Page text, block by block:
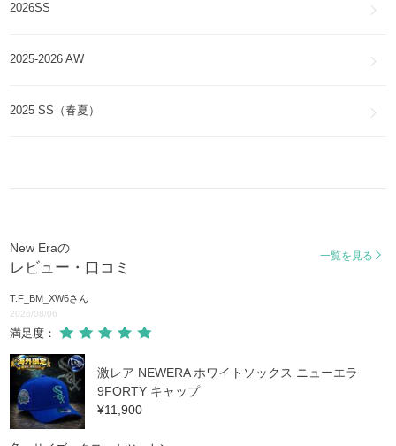
2026SS
2025-2026 AW
2025 SS（春夏）
New Eraの
レビュー・口コミ
一覧を見る
T.F_BM_XW6さん
2026/08/06
満足度：
激レア NEWERA ホワイトソックス ニューエラ
9FORTY キャップ
¥11,900